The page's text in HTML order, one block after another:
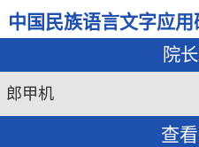
中国民族语言文字应用
院
郎甲机
查